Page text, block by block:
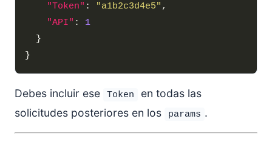
"Token" : "a1b2c3d4e5"
"API" : 1
Debes incluir ese Token
en todas las
solicitudes posteriores en los
params .